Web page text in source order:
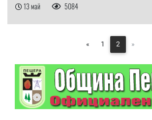
13 май 5084
« 1 2 »